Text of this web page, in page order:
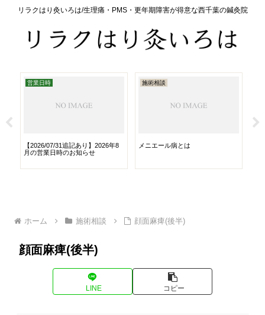
リラクはり灸いろは/生理痛・PMS・更年期障害が得意な西千葉の鍼灸院
営業日時
【2026/07/31追記あり】2026年8
月の営業日時のお知らせ
施術相談
メニエール病とは
ホーム 施術相談 顔面麻痺(後半)
顔面麻痺(後半)
LINE コピー